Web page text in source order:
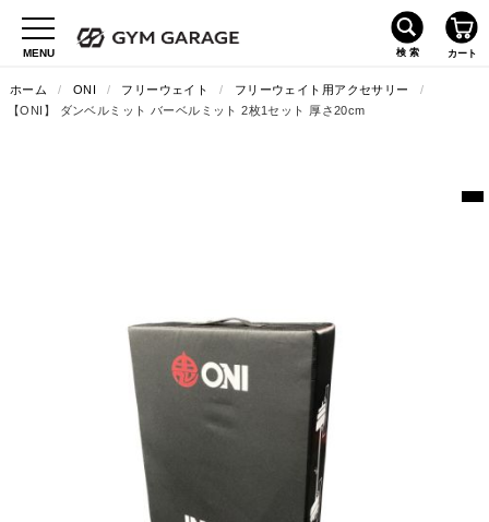
ホーム / ONI / フリーウェイト / フリーウェイト用アクセサリー
/
【ONI】 ダンベルミット バーベルミット 2枚1セット 厚さ20cm